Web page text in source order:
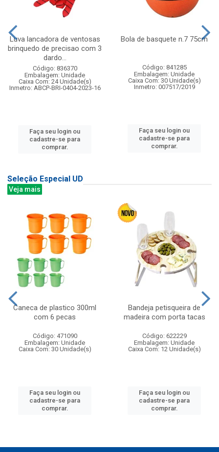
Luva lancadora de ventosas
brinquedo de precisao com 3
dardo...
Código: 836370
Embalagem: Unidade
Caixa Com: 24 Unidade(s)
Inmetro: ABCP-BRI-0404-2023-16
Faça seu login ou
cadastre-se para
comprar.
Bola de basquete n.7 75cm
Código: 841285
Embalagem: Unidade
Caixa Com: 30 Unidade(s)
Inmetro: 007517/2019
Faça seu login ou
cadastre-se para
comprar.
Seleção Especial UD
Veja mais
Caneca de plastico 300ml
com 6 pecas
Código: 471090
Embalagem: Unidade
Caixa Com: 30 Unidade(s)
Faça seu login ou
cadastre-se para
comprar.
Bandeja petisqueira de
madeira com porta tacas
Código: 622229
Embalagem: Unidade
Caixa Com: 12 Unidade(s)
Faça seu login ou
cadastre-se para
comprar.